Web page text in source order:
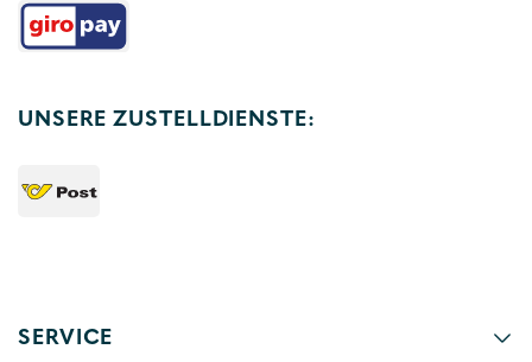
UNSERE ZUSTELLDIENSTE:
SERVICE